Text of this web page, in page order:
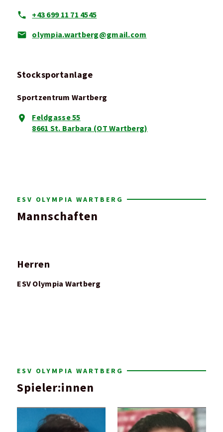
+43 699 11 71 4545
olympia.wartberg@gmail.com
Stocksportanlage
Sportzentrum Wartberg
Feldgasse 55
8661 St. Barbara (OT Wartberg)
ESV OLYMPIA WARTBERG
Mannschaften
Herren
ESV Olympia Wartberg
ESV OLYMPIA WARTBERG
Spieler:innen